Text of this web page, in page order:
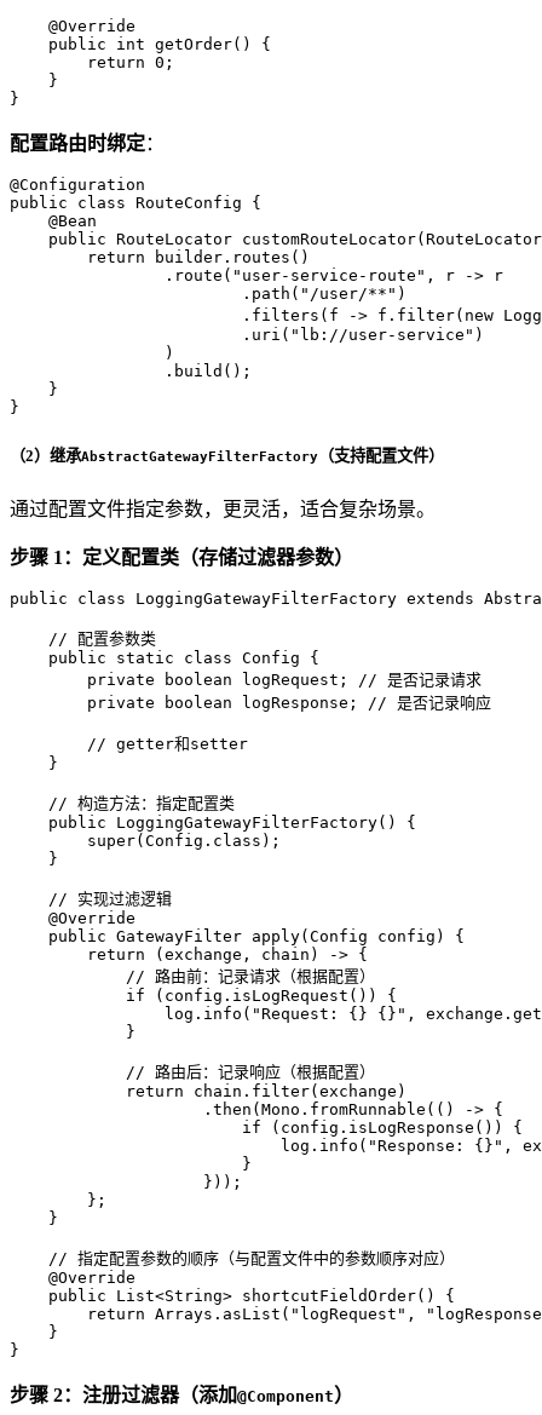
@Override
public
int getOrder()
{
return 0 ;
    }
}
配置路由时绑定：
@Configuration
public
class RouteConfig {
@Bean
public RouteLocator customRouteLocator
return builder.routes()
                .route(
"user-service-route" , r -> r
                        .path(
"/user/**" )
                        .filters(f -> f.filter(
new
                        .uri(
"lb://user-service" )
                )
                .build();
    }
}
（2）继承AbstractGatewayFilterFactory （支持配置文件）
通过配置文件指定参数，更灵活，适合复杂场景。
步骤 1：定义配置类（存储过滤器参数）
public class LoggingGatewayFilterFactory extends
// 配置参数类
public
static class Config {
private
boolean logRequest;
// 是否记录请求
private
boolean logResponse; // 是否记录响应
// getter和setter
    }
// 构造方法：指定配置类
public
LoggingGatewayFilterFactory()
{
super(Config.class);
    }
// 实现过滤逻辑
@Override
public GatewayFilter apply(Config config)
{
return (exchange, chain) -> {
// 路由前：记录请求（根据配置）
if (config.isLogRequest()) {
                log.info(
"Request: {} {}" ,
            }
// 路由后：记录响应（根据配置）
return chain.filter(exchange)
                    .then(Mono.fromRunnable(() -> {
if (config.isLogResponse()) {
                            log.info(
"Response: {}" ,
                        }
                    }));
        };
    }
// 指定配置参数的顺序（与配置文件中的参数顺序对应）
@Override
public List<String> shortcutFieldOrder()
{
return Arrays.asList( "logRequest" ,
    }
}
步骤 2：注册过滤器（添加@Component）